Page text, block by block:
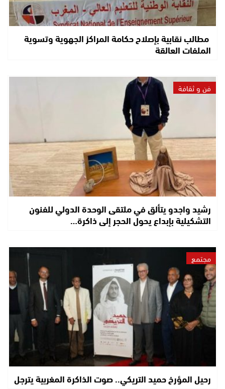
مطالب نقابية بإصلاح حكامة المراكز الجهوية وتسوية
الملفات العالقة
فن و ثقافة
رشيد واجدو يتألق في ملتقى الوحدة الدولي للفنون
التشكيلية بإبداع يحول الحجر إلى ذاكرة…
مجتمع
رحيل المؤرخ حميد التريكي.. صوت الذاكرة المغربية يترجل